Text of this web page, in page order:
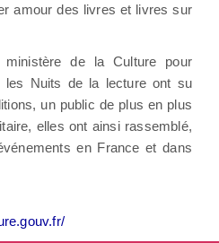
amour des livres et livres sur
de la Culture pour
les Nuits de la lecture ont su
un public de plus en plus
elles ont ainsi rassemblé,
en France et dans